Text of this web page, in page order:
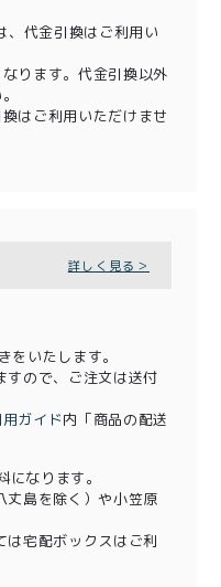
代金引換はご利用い
ります。代金引換以外
はご利用いただけませ
詳しく見る＞
をいたします。
ので、ご注文は送付
ガイド内「商品の配送
なります。
島を除く）や小笠原
宅配ボックスはご利